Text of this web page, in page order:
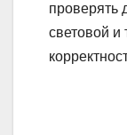
проверять
световой и